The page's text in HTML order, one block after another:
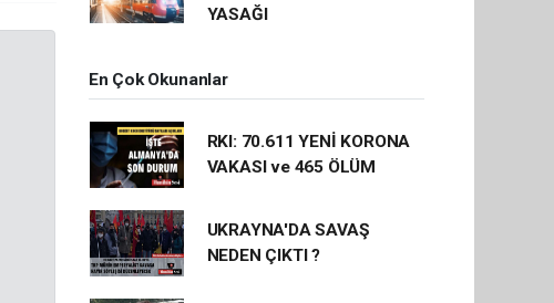
YASAĞI
En Çok Okunanlar
RKI: 70.611 YENİ KORONA
VAKASI ve 465 ÖLÜM
UKRAYNA'DA SAVAŞ
NEDEN ÇIKTI ?